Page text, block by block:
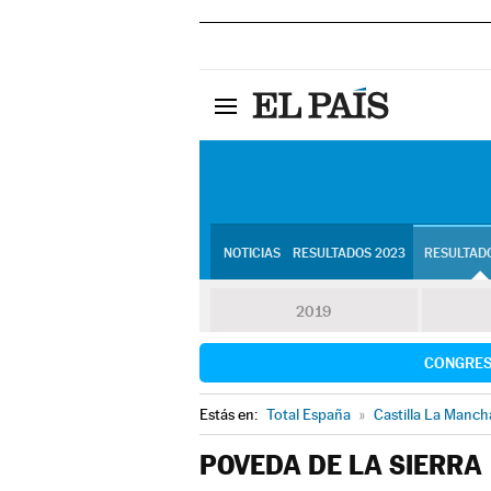
NOTICIAS RESULTADOS 2023
2019
Estás en: Total España » Castilla La
POVEDA DE LA SIERRA